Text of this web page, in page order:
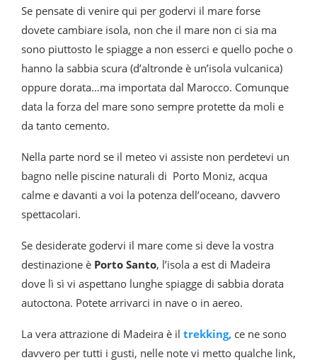
Se pensate di venire qui per godervi il mare forse
dovete cambiare isola, non che il mare non ci sia ma
sono piuttosto le spiagge a non esserci e quello poche o
hanno la sabbia scura (d’altronde è un’isola vulcanica)
oppure dorata…ma importata dal Marocco. Comunque
data la forza del mare sono sempre protette da moli e
da tanto cemento.
Nella parte nord se il meteo vi assiste non perdetevi un
bagno nelle piscine naturali di Porto Moniz, acqua
calme e davanti a voi la potenza dell’oceano, davvero
spettacolari.
Se desiderate godervi il mare come si deve la vostra
destinazione è Porto Santo, l’isola a est di Madeira
dove lì sì vi aspettano lunghe spiagge di sabbia dorata
autoctona. Potete arrivarci in nave o in aereo.
La vera attrazione di Madeira è il trekking, ce ne sono
davvero per tutti i gusti, nelle note vi metto qualche link,